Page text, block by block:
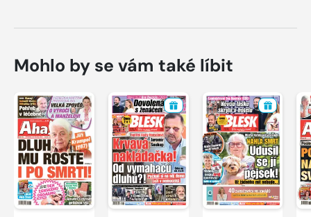
Mohlo by se vám také líbit